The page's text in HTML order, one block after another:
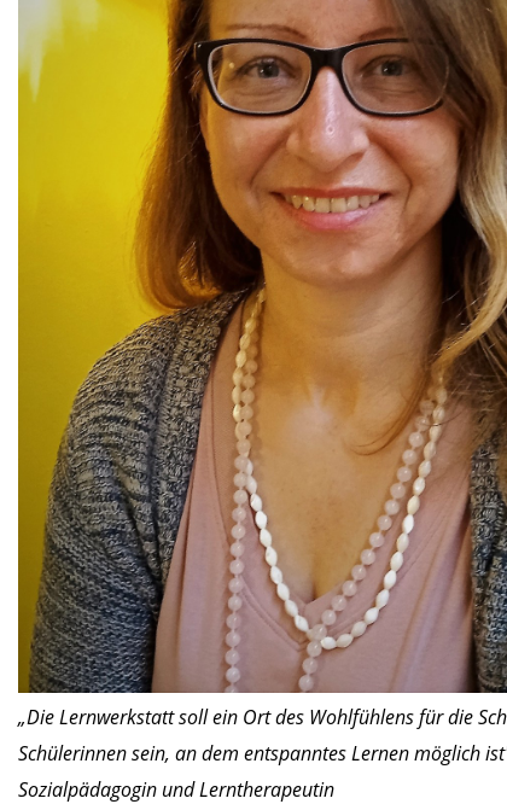
„Die Lernwerkstatt soll ein Ort des Wohlfühlens für die
Schülerinnen sein, an dem entspanntes Lernen möglich
Sozialpädagogin und Lerntherapeutin